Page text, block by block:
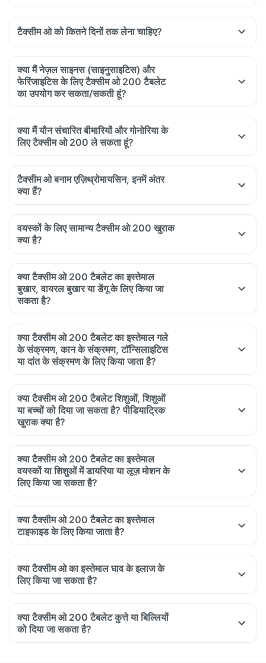
टैक्सीम ओ को कितने दिनों तक लेना चाहिए?
क्या मैं नेज़ल साइनस (साइनुसाइटिस) और
फेरिंजाइटिस के लिए टैक्सीम ओ 200 टैबलेट
का उपयोग कर सकता/सकती हूं?
क्या मैं यौन संचारित बीमारियों और गोनोरिया के
लिए टैक्सीम ओ 200 ले सकता हूं?
टैक्सीम ओ बनाम एज़िथ्रोमायसिन, इनमें अंतर
क्या हैं?
वयस्कों के लिए सामान्य टैक्सीम ओ 200 खुराक
क्या है?
क्या टैक्सीम ओ 200 टैबलेट का इस्तेमाल
बुखार, वायरल बुखार या डेंगू के लिए किया जा
सकता है?
क्या टैक्सीम ओ 200 टैबलेट का इस्तेमाल गले
के संक्रमण, कान के संक्रमण, टॉन्सिलाइटिस
या दांत के संक्रमण के लिए किया जाता है?
क्या टैक्सीम ओ 200 टैबलेट शिशुओं, शिशुओं
या बच्चों को दिया जा सकता है? पीडियाट्रिक
खुराक क्या है?
क्या टैक्सीम ओ 200 टैबलेट का इस्तेमाल
वयस्कों या शिशुओं में डायरिया या लूज़ मोशन के
लिए किया जा सकता है?
क्या टैक्सीम ओ 200 टैबलेट का इस्तेमाल
टाइफाइड के लिए किया जाता है?
क्या टैक्सीम ओ का इस्तेमाल घाव के इलाज के
लिए किया जा सकता है?
क्या टैक्सीम ओ 200 टैबलेट कुत्ते या बिल्लियों
को दिया जा सकता है?